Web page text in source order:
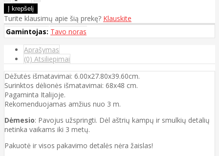
Turite klausimų apie šią prekę? Klauskite
Gamintojas: Tavo noras
Aprašymas
(0) Atsiliepimai
Dėžutės išmatavimai: 6.00x27.80x39.60cm.
Surinktos dėlionės išmatavimai: 68x48 cm.
Pagaminta Italijoje.
Rekomenduojamas amžius nuo 3 m.
Dėmesio: Pavojus užspringti. Dėl aštrių kampų ir smulkių detalių
netinka vaikams iki 3 metų.
Pakuotė ir visos pakavimo detalės nėra žaislas!